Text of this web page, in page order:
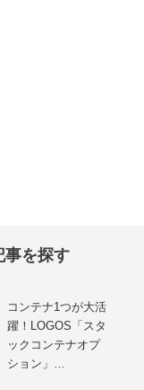
事を探す
コンテナ1つが大活
躍！LOGOS「スタ
ックコンテナオプ
ション」…